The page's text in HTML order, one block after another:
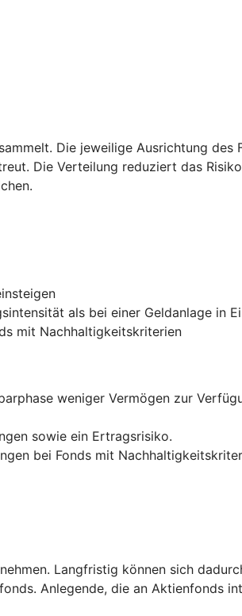
Die jeweilige Ausrichtung
Die Verteilung reduziert das
als bei einer Geldanlage in
mit Nachhaltigkeitskriterien
weniger Vermögen zur
sowie ein Ertragsrisiko.
bei Fonds mit
Langfristig können sich
Anlegende, die an Aktienfonds